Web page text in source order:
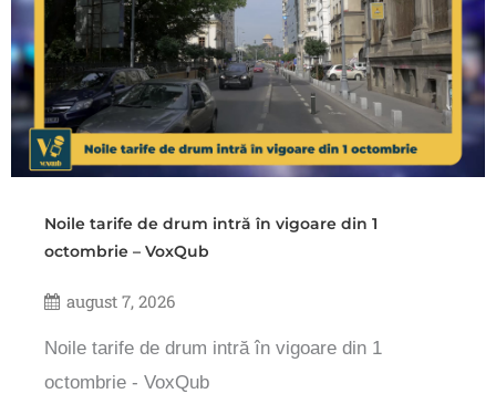
Noile tarife de drum intră în vigoare din 1
octombrie – VoxQub
august 7, 2026
Noile tarife de drum intră în vigoare din 1
octombrie - VoxQub